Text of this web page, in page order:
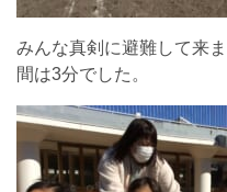
みんな真剣に避難して来
間は3分でした。